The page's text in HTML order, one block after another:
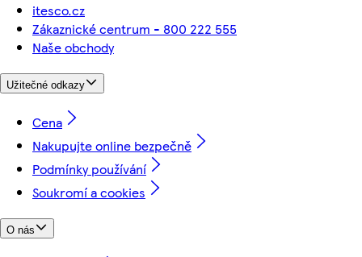
itesco.cz
Zákaznické centrum - 800 222 555
Naše obchody
Užitečné odkazy
Cena
Nakupujte online bezpečně
Podmínky používání
Soukromí a cookies
O nás